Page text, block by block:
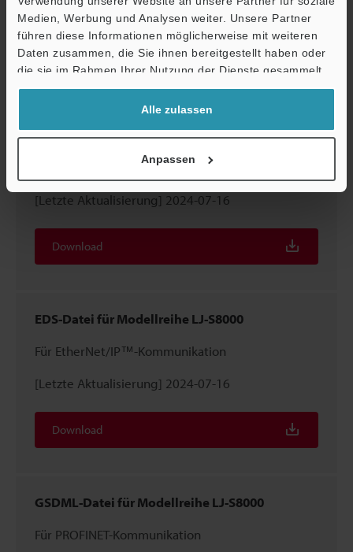
Medien, Werbung und Analysen weiter. Unsere Partner
führen diese Informationen möglicherweise mit weiteren
Daten zusammen, die Sie ihnen bereitgestellt haben oder
die sie im Rahmen Ihrer Nutzung der Dienste gesammelt
haben.
Alle zulassen
Anpassen
Download
EDS-Datei für Modellreihe LJ-S8000 [Für CB-
NEP20E]
Für EtherNet/IP™-Kommunikation
[Letzte Aktualisierung] 2024-07-16
Download
EDS-Datei für Modellreihe LJ-S8000
Für EtherNet/IP™-Kommunikation
[Letzte Aktualisierung] 2024-07-16
Download
GSDML-Datei für Modellreihe LJ-S8000
Für PROFINET-Kommunikation